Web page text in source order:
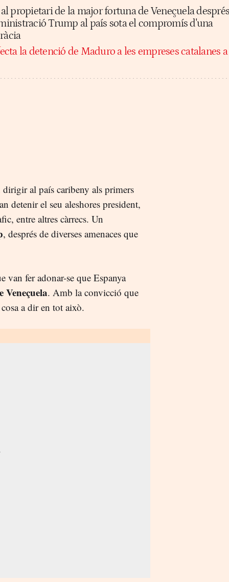
propietari de la major fortuna de Veneçuela després
Trump al país sota el compromís d'una
la detenció de Maduro a les empreses catalanes a
dirigir al país caribeny als primers
detenir el seu aleshores president,
entre altres càrrecs. Un
, després de diverses amenaces que
van fer adonar-se que Espanya
. Amb la convicció que
a dir en tot això.